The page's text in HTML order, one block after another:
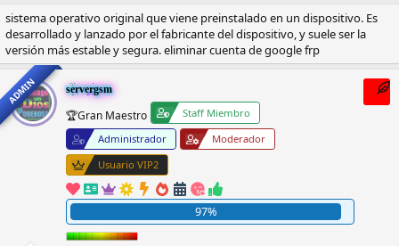
c
i
a
d
o
r
d
h
a
d
i
i
c
i
o
s
p
u
e
a
s
i
t
a
i
q
u
e
s
sistema operativo original que viene preinstalado en un dispositivo. Es
desarrollado y lanzado por el fabricante del dispositivo, y suele ser la
versión más estable y segura. eliminar cuenta de google frp
ADMIN servergsm
🏆Gran Maestro
Staff Miembro
Administrador
Moderador
Usuario VIP2
97%